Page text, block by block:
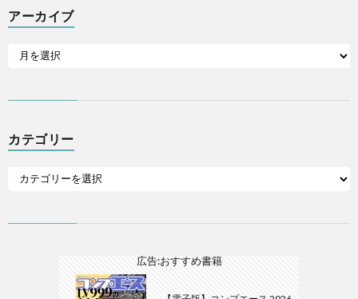
アーカイブ
カテゴリー
広告:おすすめ書籍